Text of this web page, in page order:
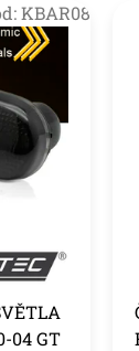
04 GT
KBAR08